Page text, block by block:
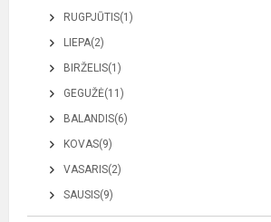
RUGPJŪTIS(1)
LIEPA(2)
BIRŽELIS(1)
GEGUŽĖ(11)
BALANDIS(6)
KOVAS(9)
VASARIS(2)
SAUSIS(9)